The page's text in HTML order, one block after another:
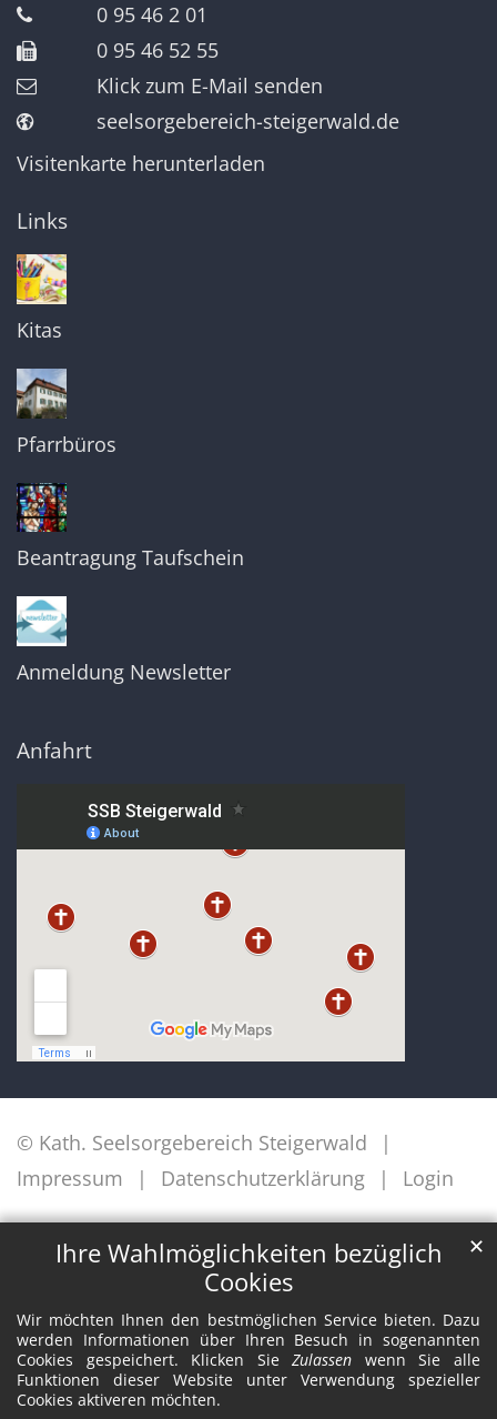
Ihre Wahlmöglichkeiten bezüglich
Cookies
Wir möchten Ihnen den bestmöglichen Service bieten. Dazu
werden Informationen über Ihren Besuch in sogenannten
Cookies gespeichert. Klicken SieZulassen wenn Sie alle
Funktionen dieser Website unter Verwendung spezieller
Cookies aktiveren möchten.
✕
0 95 46 2 01
0 95 46 52 55
Klick zum E-Mail senden
seelsorgebereich-steigerwald.de
Visitenkarte herunterladen
Links
Kitas
Pfarrbüros
Beantragung Taufschein
Anmeldung Newsletter
Anfahrt
© Kath. Seelsorgebereich Steigerwald
Impressum
Datenschutzerklärung Login